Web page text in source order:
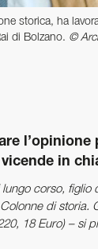
storica, ha
di Bolzano. ©
in
corso,
di storia.
18 Euro) – si